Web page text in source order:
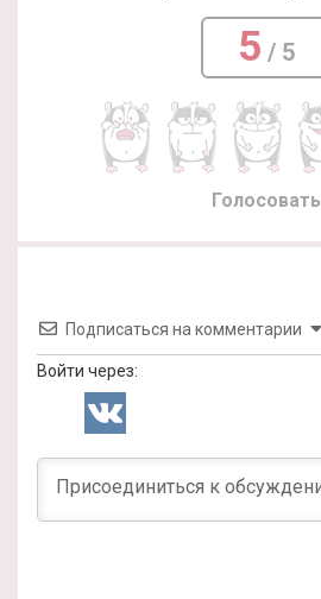
5 / 5
Голосовать
Подписаться на комментарии
Войти через: